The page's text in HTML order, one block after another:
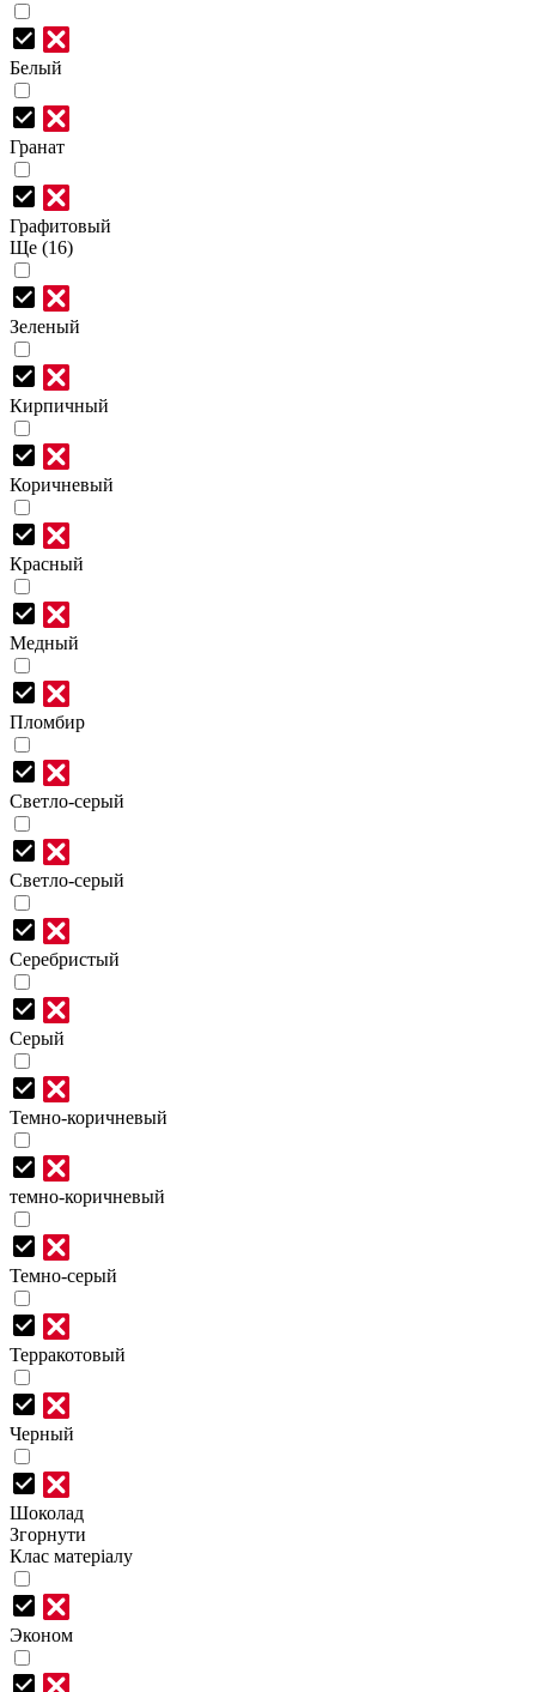
Белый
Гранат
Графитовый
Ще (16)
Зеленый
Кирпичный
Коричневый
Красный
Медный
Пломбир
Светло-серый
Светло-серый
Серебристый
Серый
Темно-коричневый
темно-коричневый
Темно-серый
Терракотовый
Черный
Шоколад
Згорнути
Клас матеріалу
Эконом